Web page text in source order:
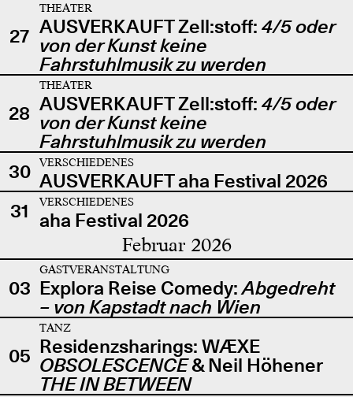
27
THEATER
AUSVERKAUFT Zell:stoff: 4/5 oder
von der Kunst keine
Fahrstuhlmusik zu werden
28
THEATER
AUSVERKAUFT Zell:stoff: 4/5 oder
von der Kunst keine
Fahrstuhlmusik zu werden
30
VERSCHIEDENES
AUSVERKAUFT aha Festival 2026
31
VERSCHIEDENES
aha Festival 2026
Februar 2026
03
GASTVERANSTALTUNG
Explora Reise Comedy:Abgedreht
– von Kapstadt nach Wien
05
TANZ
Residenzsharings: WÆXE
OBSOLESCENCE& Neil Höhener
THE IN BETWEEN